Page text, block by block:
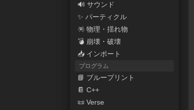
🔊 サウンド
✨ パーティクル
🪅 物理・揺れ物
💣 崩壊・破壊
📥 インポート
プログラム
📘 ブループリント
📔 C++
📜 Verse